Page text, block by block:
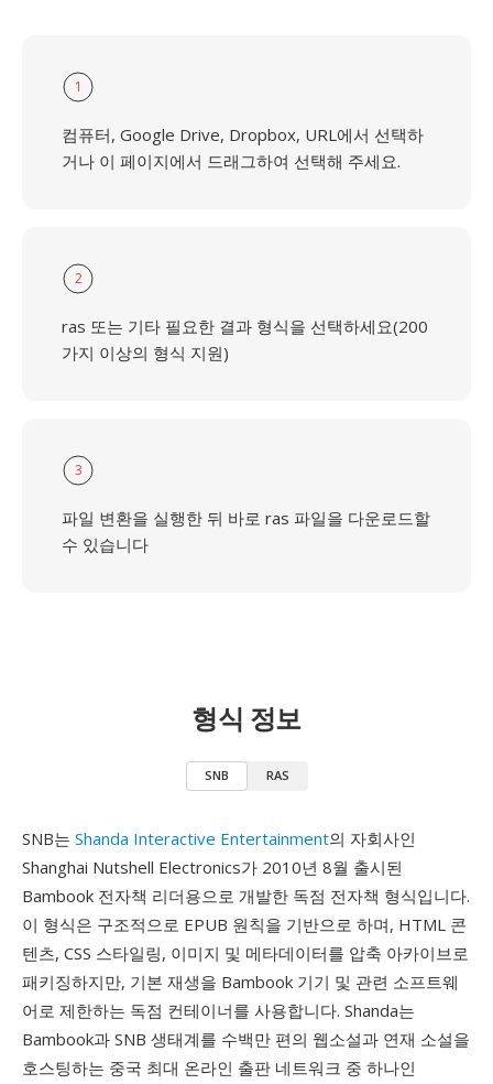
1
컴퓨터, Google Drive, Dropbox, URL에서 선택하
거나 이 페이지에서 드래그하여 선택해 주세요.
2
ras 또는 기타 필요한 결과 형식을 선택하세요(200
가지 이상의 형식 지원)
3
파일 변환을 실행한 뒤 바로 ras 파일을 다운로드할
수 있습니다
형식 정보
SNB RAS
SNB는 Shanda Interactive Entertainment의 자회사인
Shanghai Nutshell Electronics가 2010년 8월 출시된
Bambook 전자책 리더용으로 개발한 독점 전자책 형식입니다.
이 형식은 구조적으로 EPUB 원칙을 기반으로 하며, HTML 콘
텐츠, CSS 스타일링, 이미지 및 메타데이터를 압축 아카이브로
패키징하지만, 기본 재생을 Bambook 기기 및 관련 소프트웨
어로 제한하는 독점 컨테이너를 사용합니다. Shanda는
Bambook과 SNB 생태계를 수백만 편의 웹소설과 연재 소설을
호스팅하는 중국 최대 온라인 출판 네트워크 중 하나인